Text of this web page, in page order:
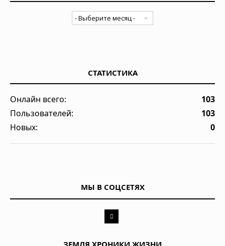
СТАТИСТИКА
Онлайн всего:
103
Пользователей:
103
Новых:
0
МЫ В СОЦСЕТЯХ
ЗЕМЛЯ.ХРОНИКИ ЖИЗНИ